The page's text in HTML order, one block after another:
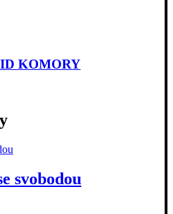
KOMORY
svobodou